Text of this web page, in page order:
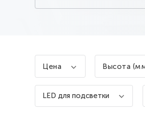
Цена Высота
LED для подсветки